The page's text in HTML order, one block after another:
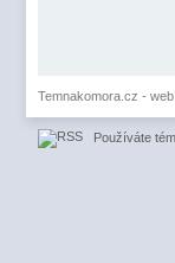
Temnakomora.cz -
Používáte